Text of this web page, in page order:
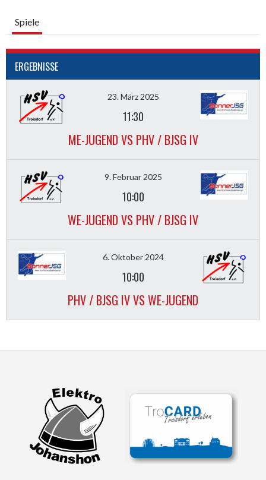
Spiele
ERGEBNISSE
23. März 2025
11:30
ME-JUGEND VS PHV / BJSG IV
9. Februar 2025
10:00
WE-JUGEND VS PHV / BJSG IV
6. Oktober 2024
10:00
PHV / BJSG IV VS WE-JUGEND